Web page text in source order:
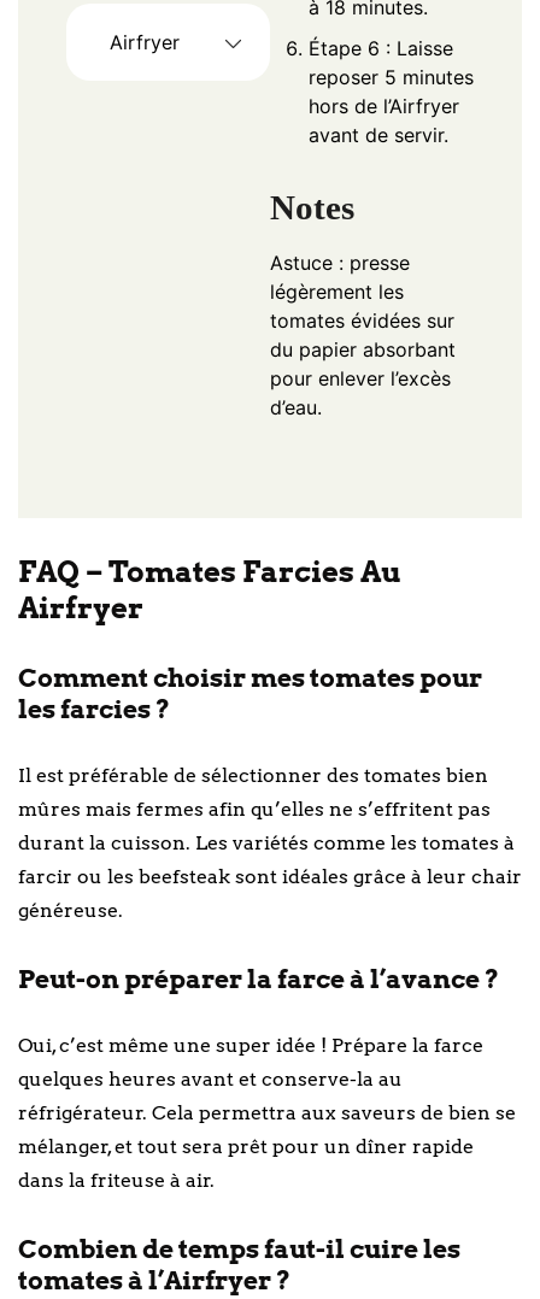
Airfryer
à 18 minutes.
Étape 6 : Laisse
reposer 5 minutes
hors de l’Airfryer
avant de servir.
Notes
Astuce : presse
légèrement les
tomates évidées sur
du papier absorbant
pour enlever l’excès
d’eau.
FAQ – Tomates Farcies Au
Airfryer
Comment choisir mes tomates pour
les farcies ?
Il est préférable de sélectionner des tomates bien
mûres mais fermes afin qu’elles ne s’effritent pas
durant la cuisson. Les variétés comme les tomates à
farcir ou les beefsteak sont idéales grâce à leur chair
généreuse.
Peut-on préparer la farce à l’avance ?
Oui, c’est même une super idée ! Prépare la farce
quelques heures avant et conserve-la au
réfrigérateur. Cela permettra aux saveurs de bien se
mélanger, et tout sera prêt pour un dîner rapide
dans la friteuse à air.
Combien de temps faut-il cuire les
tomates à l’Airfryer ?